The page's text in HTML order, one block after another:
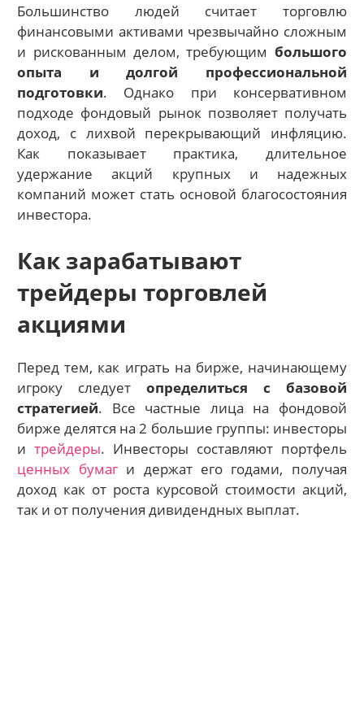
Большинство людей считает торговлю
финансовыми активами чрезвычайно сложным
и рискованным делом, требующим большого
опыта и долгой профессиональной
подготовки. Однако при консервативном
подходе фондовый рынок позволяет получать
доход, с лихвой перекрывающий инфляцию.
Как показывает практика, длительное
удержание акций крупных и надежных
компаний может стать основой благосостояния
инвестора.
Как зарабатывают
трейдеры торговлей
акциями
Перед тем, как играть на бирже, начинающему
игроку следует определиться с базовой
стратегией. Все частные лица на фондовой
бирже делятся на 2 большие группы: инвесторы
итрейдеры. Инвесторы составляют портфель
ценных бумаги держат его годами, получая
доход как от роста курсовой стоимости акций,
так и от получения дивидендных выплат.